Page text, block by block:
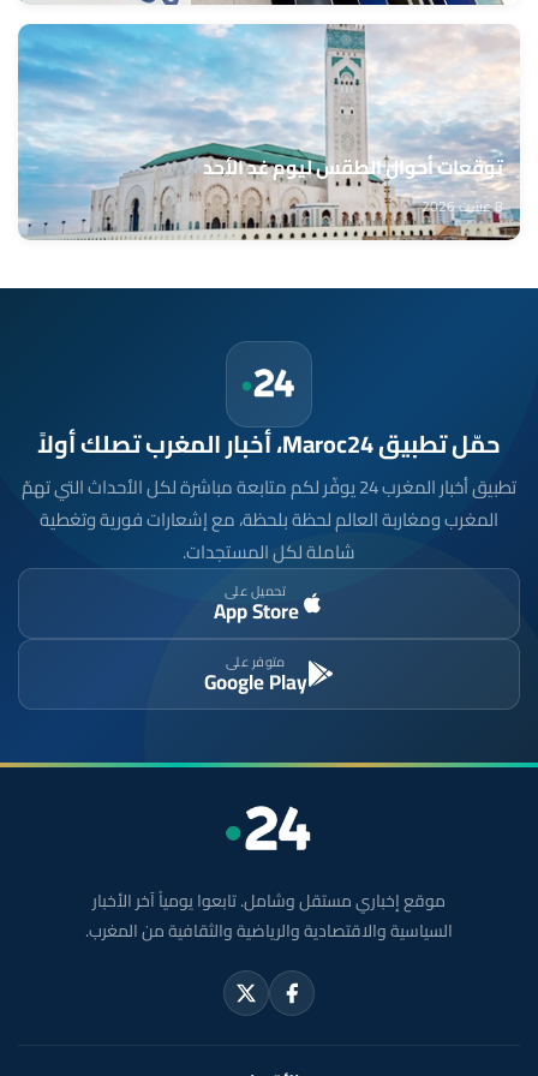
توقعات أحوال الطقس ليوم غد الأحد
8 غشت 2026
حمّل تطبيق Maroc24، أخبار المغرب تصلك أولاً
تطبيق أخبار المغرب 24 يوفّر لكم متابعة مباشرة لكل الأحداث التي تهمّ
المغرب ومغاربة العالم لحظة بلحظة، مع إشعارات فورية وتغطية
شاملة لكل المستجدات.
تحميل على
App Store
متوفر على
Google Play
موقع إخباري مستقل وشامل. تابعوا يومياً آخر الأخبار
السياسية والاقتصادية والرياضية والثقافية من المغرب.